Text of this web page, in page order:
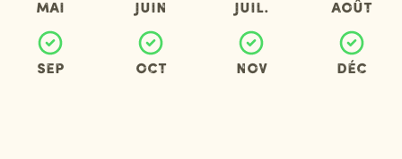
Mai Juin Juil. Août
Sep Oct Nov Déc